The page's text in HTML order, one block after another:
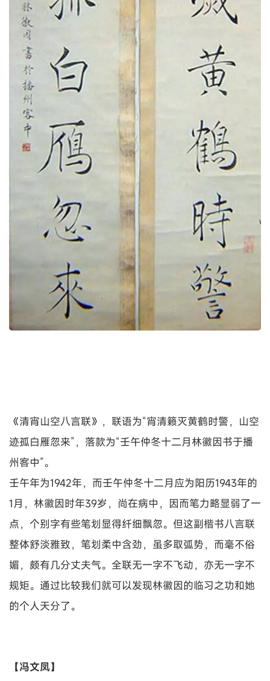
《清宵山空八言联》，联语为“宵清籁灭黄鹤时警，山空
迹孤白雁忽来”，落款为“壬午仲冬十二月林徽因书于播
州客中”。
壬午年为1942年，而壬午仲冬十二月应为阳历1943年的
1月，林徽因时年39岁，尚在病中，因而笔力略显弱了一
点，个别字有些笔划显得纤细飘忽。但这副楷书八言联
整体舒淡雅致，笔划柔中含劲，虽多取弧势，而毫不俗
媚，颇有几分丈夫气。全联无一字不飞动，亦无一字不
规矩。通过比较我们就可以发现林徽因的临习之功和她
的个人天分了。
【冯文凤】